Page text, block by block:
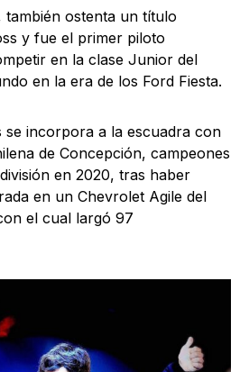
también ostenta un título
y fue el primer piloto
en la clase Junior del
en la era de los Ford Fiesta.
se incorpora a la escuadra con
de Concepción, campeones
en 2020, tras haber
en un Chevrolet Agile del
el cual largó 97